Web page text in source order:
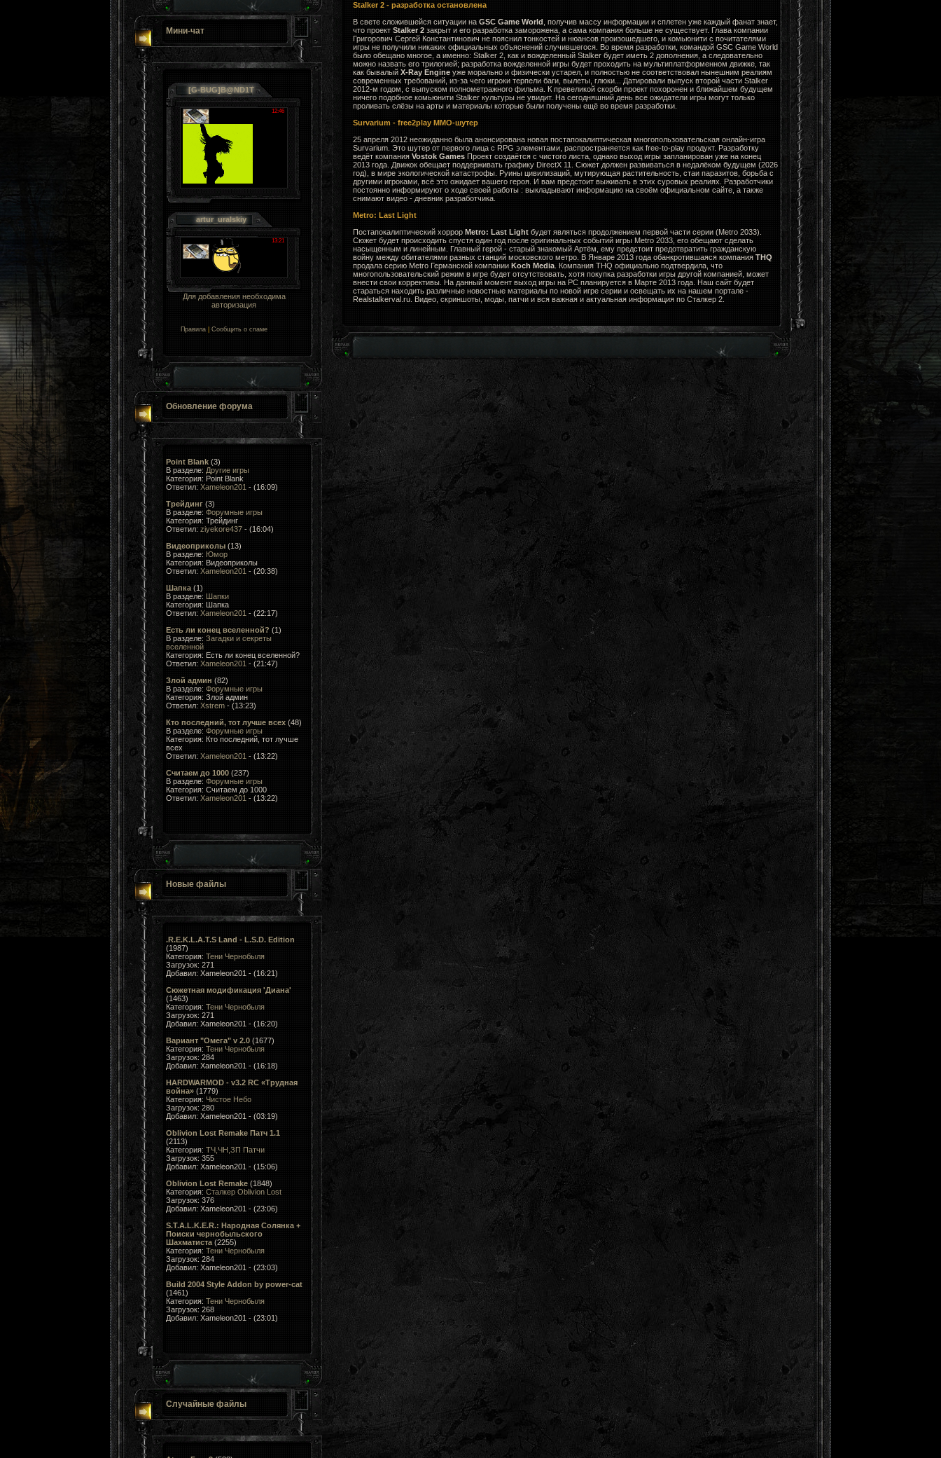
Мини-чат
Для добавления необходима
авторизация
Правила| Сообщить о спаме
Обновление форума
Point Blank(3)
В разделе: Другие игры
Категория: Point Blank
Ответил: Xameleon201 - (16:09)
Трейдинг(3)
В разделе: Форумные игры
Категория: Трейдинг
Ответил: ziyekore437- (16:04)
Видеоприколы(13)
В разделе: Юмор
Категория: Видеоприколы
Ответил: Xameleon201 - (20:38)
Шапка(1)
В разделе: Шапки
Категория: Шапка
Ответил: Xameleon201 - (22:17)
Есть ли конец вселенной? (1)
В разделе: Загадки и секреты
вселенной
Категория: Есть ли конец вселенной?
Ответил: Xameleon201 - (21:47)
Злой админ (82)
В разделе: Форумные игры
Категория: Злой админ
Ответил: Xstrem- (13:23)
Кто последний, тот лучше всеx(48)
В разделе: Форумные игры
Категория: Кто последний, тот лучше
всеx
Ответил: Xameleon201 - (13:22)
Считаем до 1000(237)
В разделе: Форумные игры
Категория: Считаем до 1000
Ответил: Xameleon201 - (13:22)
Новые файлы
.R.E.K.L.A.T.S Land - L.S.D. Edition
(1987)
Категория: Тени Чернобыля
Загрузок: 271
Добавил: Xameleon201 - (16:21)
Сюжетная модификация 'Диана'
(1463)
Категория: Тени Чернобыля
Загрузок: 271
Добавил: Xameleon201 - (16:20)
Вариант "Омега" v 2.0(1677)
Категория: Тени Чернобыля
Загрузок: 284
Добавил: Xameleon201 - (16:18)
HARDWARMOD - v3.2 RC «Трудная
война»(1779)
Категория: Чистое Небо
Загрузок: 280
Добавил: Xameleon201 - (03:19)
Oblivion Lost Remake Патч 1.1
(2113)
Категория: ТЧ,ЧН,ЗП Патчи
Загрузок: 355
Добавил: Xameleon201 - (15:06)
Oblivion Lost Remake(1848)
Категория: Сталкер Oblivion Lost
Загрузок: 376
Добавил: Xameleon201 - (23:06)
S.T.A.L.K.E.R.: Народная Солянка +
Поиски чернобыльского
Шахматиста(2255)
Категория: Тени Чернобыля
Загрузок: 284
Добавил: Xameleon201 - (23:03)
Build 2004 Style Addon by power-cat
(1461)
Категория: Тени Чернобыля
Загрузок: 268
Добавил: Xameleon201 - (23:01)
Случайные файлы
Stalker 2 - разработка остановлена
В свете сложившейся ситуации на GSC Game World , получив массу информации и сплетен уже каждый фанат знает,
что проект Stalker 2закрыт и его разработка заморожена, а сама компания больше не существует. Глава компании
Григорович Сергей Константинович не пояснил тонкостей и нюансов произошедшего, и комьюнити с почитателями
игры не получили никаких официальных объяснений случившегося. Во время разработки, командой GSC Game World
было обещано многое, а именно: Stalker 2, как и вожделенный Stalker будет иметь 2 дополнения, а следовательно
можно назвать его трилогией; разработка вожделенной игры будет проходить на мультиплатформенном движке, так
как бывалый X-Ray Engineуже морально и физически устарел, и полностью не соответствовал нынешним реалиям
современных требований, из-за чего игроки терпели баги, вылеты, глюки... Датировали выпуск второй части Stalker
2012-м годом, с выпуском полнометражного фильма. К превеликой скорби проект похоронен и ближайшем будущем
ничего подобное комьюнити Stalker культуры не увидит. На сегодняшний день все ожидатели игры могут только
проливать слёзы на арты и материалы которые были получены ещё во время разработки.
Survarium - free2play MMO-шутер
25 апреля 2012 неожиданно была анонсирована новая постапокалиптическая многопользовательская онлайн-игра
Survarium. Это шутер от первого лица с RPG элементами, распространяется как free-to-play продукт. Разработку
ведёт компания Vostok GamesПроект создаётся с чистого листа, однако выход игры запланирован уже на конец
2013 года. Движок обещает поддерживать графику DirectX 11. Сюжет должен развиваться в недалёком будущем (2026
год), в мире экологической катастрофы. Руины цивилизаций, мутирующая растительность, стаи паразитов, борьба с
другими игроками, всё это ожидает вашего героя. И вам предстоит выживать в этих суровых реалиях. Разработчики
постоянно информируют о ходе своей работы : выкладывают информацию на своём официальном сайте, а также
снимают видео - дневник разработчика.
Metro: Last Light
Постапокалиптический хоррор Metro: Last Lightбудет являться продолжением первой части серии (Metro 2033).
Сюжет будет происходить спустя один год после оригинальных событий игры Metro 2033, его обещают сделать
насыщенным и линейным. Главный герой - старый знакомый Артём, ему предстоит предотвратить гражданскую
войну между обитателями разных станций московского метро. В Январе 2013 года обанкротившаяся компания THQ
продала серию Metro Германской компании Koch Media. Компания THQ официально подтвердила, что
многопользовательский режим в игре будет отсутствовать, хотя покупка разработки игры другой компанией, может
внести свои коррективы. На данный момент выход игры на PC планируется в Марте 2013 года. Наш сайт будет
стараться находить различные новостные материалы по новой игре серии и освещать их на нашем портале -
Realstalkerval.ru. Видео, скриншоты, моды, патчи и вся важная и актуальная информация по Сталкер 2.